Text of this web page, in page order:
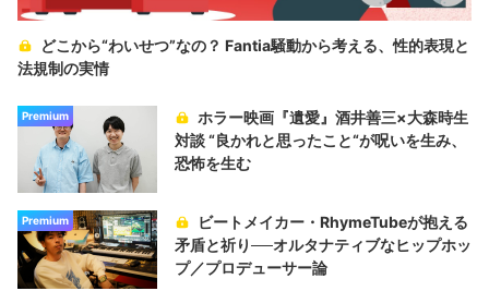
どこから“わいせつ”なの？ Fantia騒動から考える、性的表現と
法規制の実情
Premium
ホラー映画『遺愛』酒井善三×大森時生
対談 “良かれと思ったこと“が呪いを生み、
恐怖を生む
Premium
ビートメイカー・RhymeTubeが抱える
矛盾と祈り──オルタナティブなヒップホッ
プ／プロデューサー論